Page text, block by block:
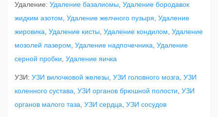
Удаление: Удаление базалиомы Удаление бородавок
жидким азотом Удаление желчного пузыря Удаление
жировика Удаление кисты Удаление кондилом Удаление
мозолей лазером Удаление надпочечника Удаление
серной пробки Удаление яичка
УЗИ: УЗИ вилочковой железы УЗИ головного мозга УЗИ
коленного сустава УЗИ органов брюшной полости УЗИ
органов малого таза УЗИ сердца УЗИ сосудов